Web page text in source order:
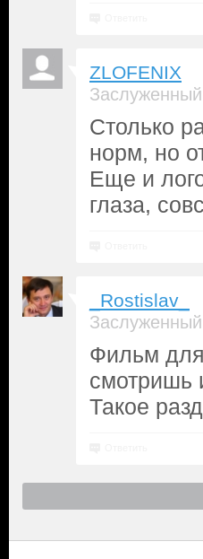
ZLOFENIX
Столько
норм, но
Еще и
глаза,
_Rostislav_
Фильм
смотришь
Такое